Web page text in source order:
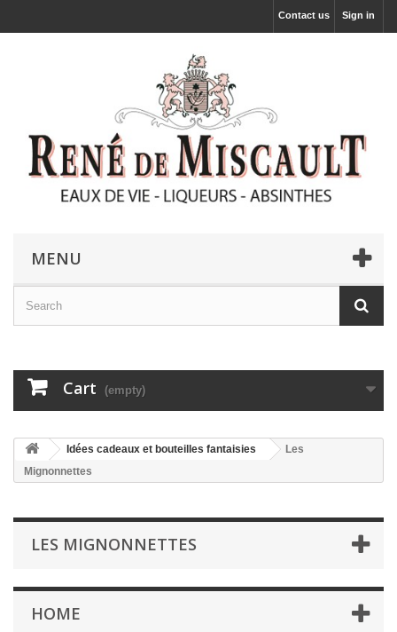
Sign in
Contact us
MENU
Cart (empty)
Idées cadeaux et bouteilles fantaisies
Les
Mignonnettes
LES MIGNONNETTES
HOME